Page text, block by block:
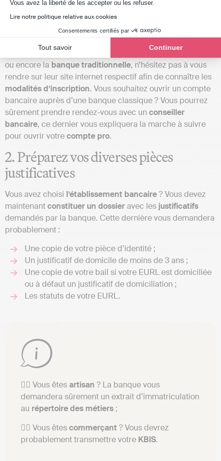
Vous avez la liberté de les accepter ou les refuser.
Lire notre politique relative aux cookies
Consentements certifiés par
Tout savoir Continuer
Êtes-vouscommerçant? Dans ces cas-là, tournez-
vous vers un compte pro proposant un TPE.
Que vous optiez pour la
ligne, lanéobanque
ou encore la banquetraditionnelle, n’hésitez pas à vous
rendre sur leur site internet respectif afin de connaître les
modalitésd’inscription. Vous souhaitez ouvrir un compte
bancaire auprès d’une banque classique ? Vous pourrez
sûrement prendre rendez-vous avec un conseiller
bancaire, ce dernier vous expliquera la marche à suivre
pour ouvrir votrecompte pro.
2. Préparez vos diverses pièces
justificatives
Vous avez choisi l’établissement bancaire? Vous devez
maintenantconstituer un dossieravec les justificatifs
demandés par la banque. Cette dernière vous demandera
probablement :
Une copie de votre pièce d’identité ;
Un justificatif de domicile de moins de 3 ans ;
Une copie de votre bail si votre EURL est domiciliée
ou à défaut un justificatif de domiciliation ;
Les statuts de votre EURL.
👉🏼 Vous êtesartisan ? La banque vous
demandera sûrement un extrait d’immatriculation
au répertoiredes métiers ;
👉🏼 Vous êtescommerçant? Vous devrez
probablement transmettre votre KBIS.